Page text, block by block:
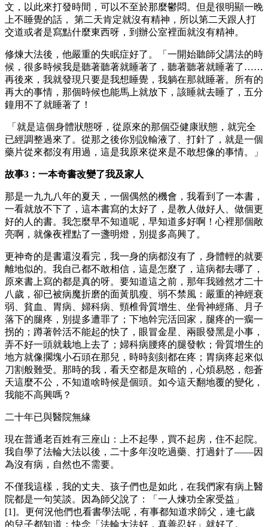
文，以此來打發時間，可以不至於那麼鬱悶。但是很明顯一晚
上不睡覺的話， 第二天肯定就沒有精神，所以第二天跟人打
交道或者是寫點什麼東西呀，到辦公室裡面就沒有精神。
修煉大法後，他嚴重的失眠症好了。「一開始聽師父講法的時
候，很多時候我是聽著聽著就睡著了，聽著聽著就睡著了……
再後來，我就發現只要是我想睡覺，我躺在那就睡著。所有的
再大的事情，那個時候也能馬上就放下，該睡就去睡了，五分
鐘用不了就睡著了！
「就是這個身體狀態呀，從原來的那個亞健康狀態，就完全
已經調整過來了。從那之後你別說輸液了、打針了，就是一個
藥片從來都沒有用過，這是我原來從來是不敢想像的事情。」
故事3：一本奇書改變了我及家人
那是一九九八年的夏天，一個偶然的機會，我看到了一本書，
一看就放不下了，這本書寫的太好了，是教人做好人、做個更
好的人的書。我怎麼早不知道呢，早知道多好啊！心裡那個敞
亮啊，就像夜裡點了一盞明燈，別提多高興了。
更神奇的是書還沒看完，我一身的病都沒有了，身體輕的就要
離地似的。我自己都不敢相信，這是怎麼了，這病都去哪了，
原來書上寫的都是真的呀。要知道這之前，那年我雖然才二十
八歲，卻已被病魔折磨的面黃肌瘦、弱不禁風：嚴重的神經衰
弱、貧血、胃病、婦科病、頸椎骨質增生、坐骨神經痛、月子
落下的腿疼，別提多遭罪了；下地幹完活回家，腿疼的一瘸一
拐的；蹲著幹活不能起的快了，眼冒金星、兩眼發黑是小事，
弄不好一頭就栽地上去了；婦科病腰疼的腿發軟；骨質增生的
地方就像擱塊小石頭在那兒，時時刻刻都在疼；胃病疼起來似
刀割般難受。那時的我，看天空都是灰暗的，心煩易怒，怨蒼
天這麼不公，不知道啥時候是個頭。如今這天翻地覆的變化，
我能不高興嗎？
二十年已與醫院無緣
現在普通老百姓有三座山：上不起學，買不起房，住不起院。
我自學了法輪大法以後，二十多年沒吃過藥、打過針了——因
為沒有病，自然也不需要。
不僅我這樣，我的丈夫、孩子們也是如此，在我們家有病上醫
院都是一句笑談。因為師父說了：「一人煉功全家受益」
[1]。更何況他們也看書學法呢，有事都知道求師父，連七歲
的兒子都知道：快念「法輪大法好，真善忍好」就好了。